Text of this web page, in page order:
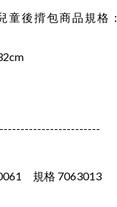
後揹包商品規格：
規格 7063013